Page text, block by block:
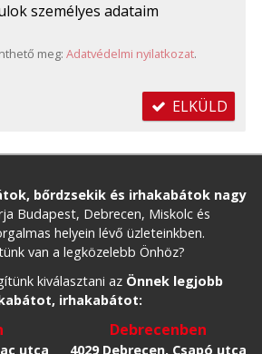
személyes adataim
meg: Adatvédelmi nyilatkozat.
ELKÜLD
bőrdzsekik és irhakabátok nagy
Budapest, Debrecen, Miskolc és
helyein lévő üzleteinkben.
van a legközelebb Önhöz?
kiválasztani az Önnek legjobb
irhakabátot:
utca
Debrecenben
4029 Debrecen, Csapó utca